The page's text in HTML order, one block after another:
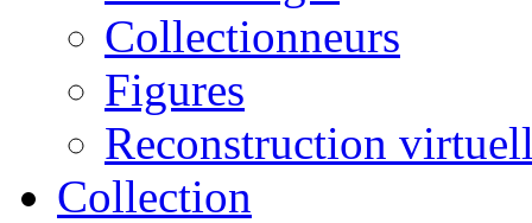
Collectionneurs
Figures
Reconstruction
Collection